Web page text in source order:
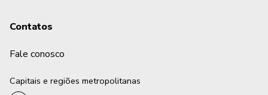
Contatos
Fale conosco
Capitais e regiões metropolitanas